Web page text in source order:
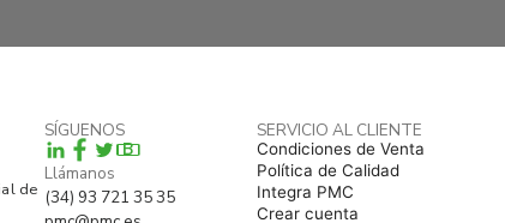
de
SÍGUENOS
B
Llámanos
(34) 93 721 35 35
SERVICIO AL CLIENTE
Condiciones de Venta
Política de Calidad
Integra PMC
Crear cuenta